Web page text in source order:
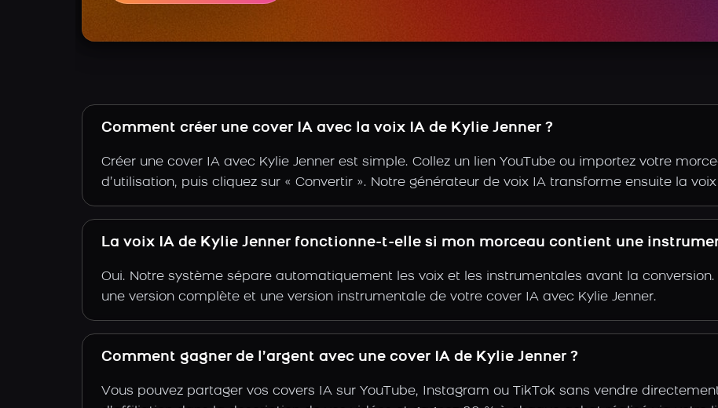
Comment créer une cover IA avec la voix IA de Kylie Jenner ?
Créer une cover IA avec Kylie Jenner est simple. Collez un lien YouTube ou importez votre
d’utilisation, puis cliquez sur « Convertir ». Notre générateur de voix IA transforme ensuite la
La voix IA de Kylie Jenner fonctionne-t-elle si mon morceau contient une
Oui. Notre système sépare automatiquement les voix et les instrumentales avant la
une version complète et une version instrumentale de votre cover IA avec Kylie Jenner.
Comment gagner de l’argent avec une cover IA de Kylie Jenner ?
Vous pouvez partager vos covers IA sur YouTube, Instagram ou TikTok sans vendre